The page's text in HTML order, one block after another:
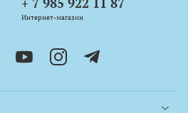
Интернет-магазин